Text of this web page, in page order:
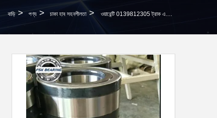
বাড়ি > পণ্য > চাকা হাব সহনশীলতা > ওয়ারেন্টি 0139812305 ট্রাক এবং ট্রেলার রোলার লেয়ার 78 * 130 * 90 মিমি ইনসার্ট ইউনিট